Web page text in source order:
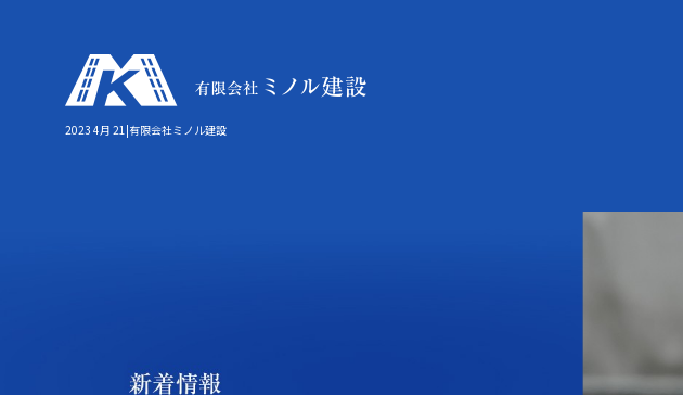
2023 4月 21|有限会社ミノル建設